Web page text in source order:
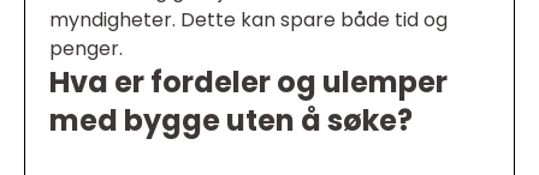
myndigheter. Dette kan spare både tid og
penger.
Hva er fordeler og ulemper
med bygge uten å søke?